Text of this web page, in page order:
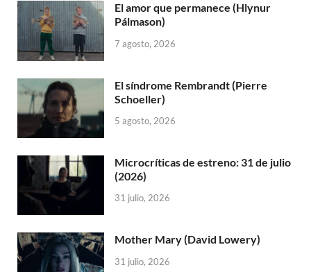
El amor que permanece (Hlynur
Pálmason)
7 agosto, 2026
El síndrome Rembrandt (Pierre
Schoeller)
5 agosto, 2026
Microcríticas de estreno: 31 de julio
(2026)
31 julio, 2026
Mother Mary (David Lowery)
31 julio, 2026